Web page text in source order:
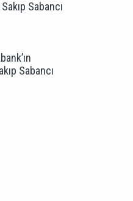
Sabancı
Sabancı